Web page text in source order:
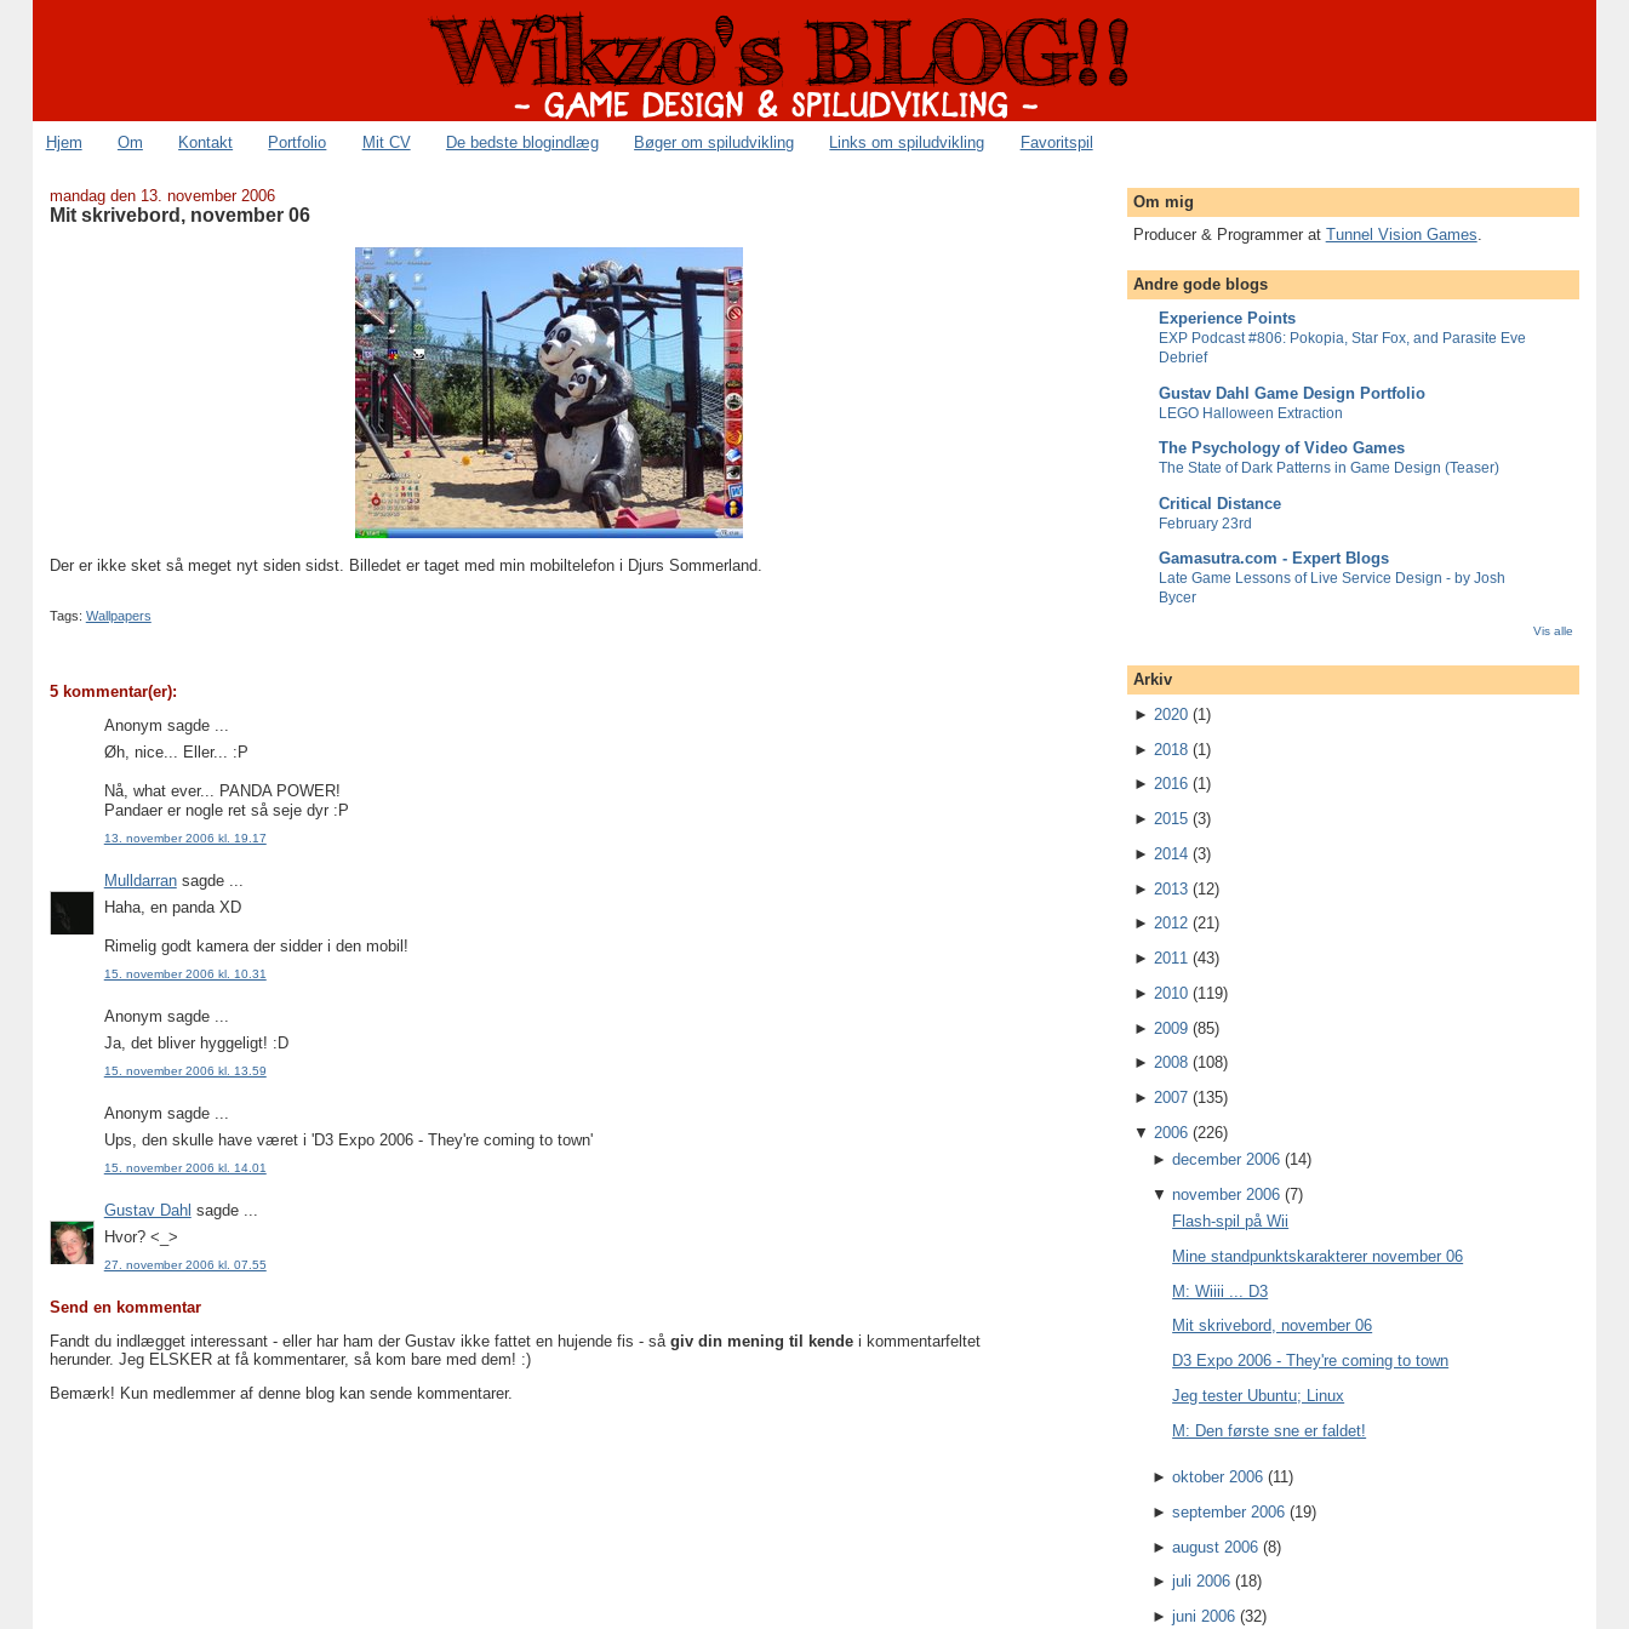
Hjem Om Kontakt Portfolio Mit CV De bedste blogindlæg Bøger om spiludvikling Links om spiludvikling Favoritspil
mandag den 13. november 2006
Mit skrivebord, november 06
Der er ikke sket så meget nyt siden sidst. Billedet er taget med min mobiltelefon i Djurs Sommerland.
Tags: Wallpapers
5 kommentar(er):
Anonym sagde ...
Øh, nice... Eller... :P
Nå, what ever... PANDA POWER!
Pandaer er nogle ret så seje dyr :P
13. november 2006 kl. 19.17
Mulldarransagde ...
Haha, en panda XD
Rimelig godt kamera der sidder i den mobil!
15. november 2006 kl. 10.31
Anonym sagde ...
Ja, det bliver hyggeligt! :D
15. november 2006 kl. 13.59
Anonym sagde ...
Ups, den skulle have været i 'D3 Expo 2006 - They're coming to town'
15. november 2006 kl. 14.01
Gustav Dahl sagde ...
Hvor? <_>
27. november 2006 kl. 07.55
Send en kommentar
Fandt du indlægget interessant - eller har ham der Gustav ikke fattet en hujende fis - så giv din mening til kendei kommentarfeltet
herunder. Jeg ELSKER at få kommentarer, så kom bare med dem! :)
Bemærk! Kun medlemmer af denne blog kan sende kommentarer.
Om mig
Producer & Programmer at Tunnel Vision Games
Andre gode blogs
Experience Points
EXP Podcast #806: Pokopia, Star Fox, and Parasite Eve
Debrief
Gustav Dahl Game Design Portfolio
LEGO Halloween Extraction
The Psychology of Video Games
The State of Dark Patterns in Game Design (Teaser)
Critical Distance
February 23rd
Gamasutra.com - Expert Blogs
Late Game Lessons of Live Service Design - by Josh
Bycer
Vis alle
Arkiv
► 2020 (1)
► 2018 (1)
► 2016 (1)
► 2015 (3)
► 2014 (3)
► 2013 (12)
► 2012 (21)
► 2011 (43)
► 2010 (119)
► 2009 (85)
► 2008 (108)
► 2007 (135)
▼ 2006 (226)
►december 2006 (14)
▼november 2006 (7)
Flash-spil på Wii
Mine standpunktskarakterer november 06
M: Wiiii ... D3
Mit skrivebord, november 06
D3 Expo 2006 - They're coming to town
Jeg tester Ubuntu; Linux
M: Den første sne er faldet!
►oktober 2006 (11)
►september 2006 (19)
►august 2006 (8)
►juli 2006 (18)
►juni 2006 (32)